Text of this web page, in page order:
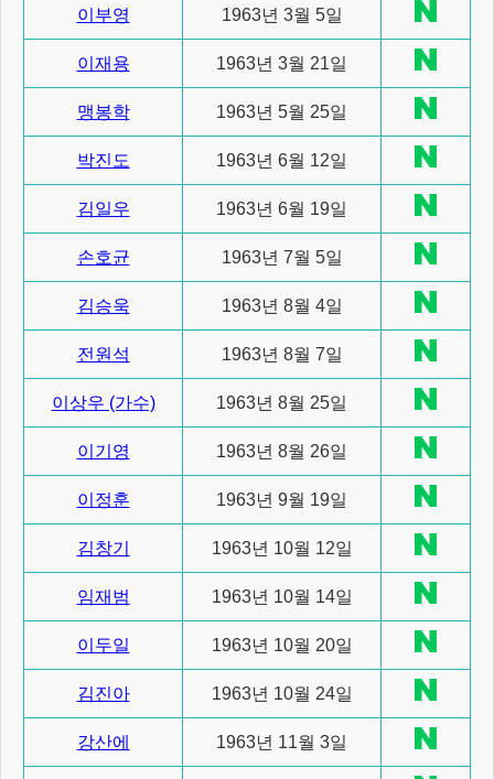
이부영 1963년 3월 5일
이재용 1963년 3월 21일
맹봉학 1963년 5월 25일
박진도 1963년 6월 12일
김일우 1963년 6월 19일
손호균 1963년 7월 5일
김승욱 1963년 8월 4일
전원석 1963년 8월 7일
이상우 (가수) 1963년 8월 25일
이기영 1963년 8월 26일
이정훈 1963년 9월 19일
김창기 1963년 10월 12일
임재범 1963년 10월 14일
이두일 1963년 10월 20일
김진아 1963년 10월 24일
강산에 1963년 11월 3일